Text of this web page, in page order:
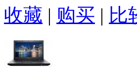
收藏 | 购买 | 比